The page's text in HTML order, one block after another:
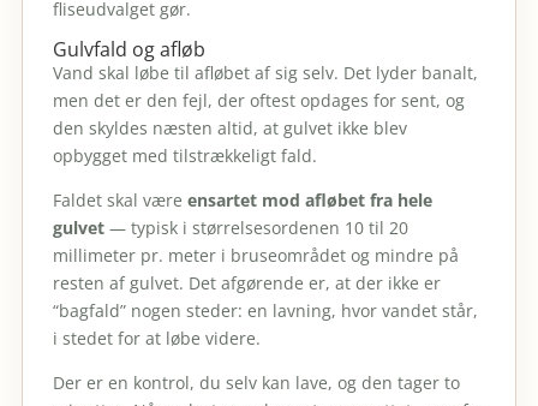
fliseudvalget gør.
Gulvfald og afløb
Vand skal løbe til afløbet af sig selv. Det lyder banalt,
men det er den fejl, der oftest opdages for sent, og
den skyldes næsten altid, at gulvet ikke blev
opbygget med tilstrækkeligt fald.
Faldet skal være ensartet mod afløbet fra hele
gulvet— typisk i størrelsesordenen 10 til 20
millimeter pr. meter i bruseområdet og mindre på
resten af gulvet. Det afgørende er, at der ikke er
“bagfald” nogen steder: en lavning, hvor vandet står,
i stedet for at løbe videre.
Der er en kontrol, du selv kan lave, og den tager to